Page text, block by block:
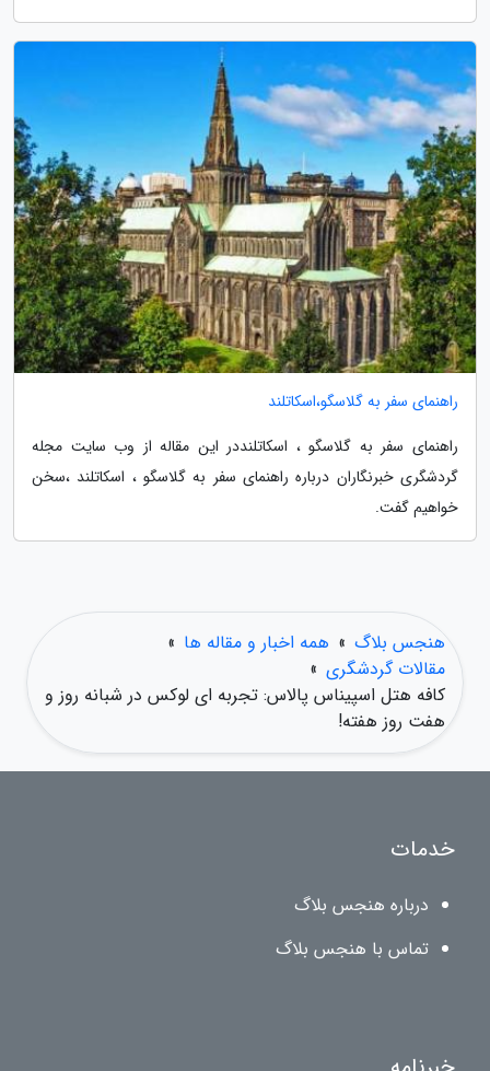
راهنمای سفر به گلاسگو،اسکاتلند
راهنمای سفر به گلاسگو ، اسکاتلنددر این مقاله از وب سایت مجله
گردشگری خبرنگاران درباره راهنمای سفر به گلاسگو ، اسکاتلند ،سخن
خواهیم گفت.
هنجس بلاگ » همه اخبار و مقاله ها »
مقالات گردشگری »
کافه هتل اسپیناس پالاس: تجربه ای لوکس در شبانه روز و
هفت روز هفته!
خدمات
درباره هنجس بلاگ
تماس با هنجس بلاگ